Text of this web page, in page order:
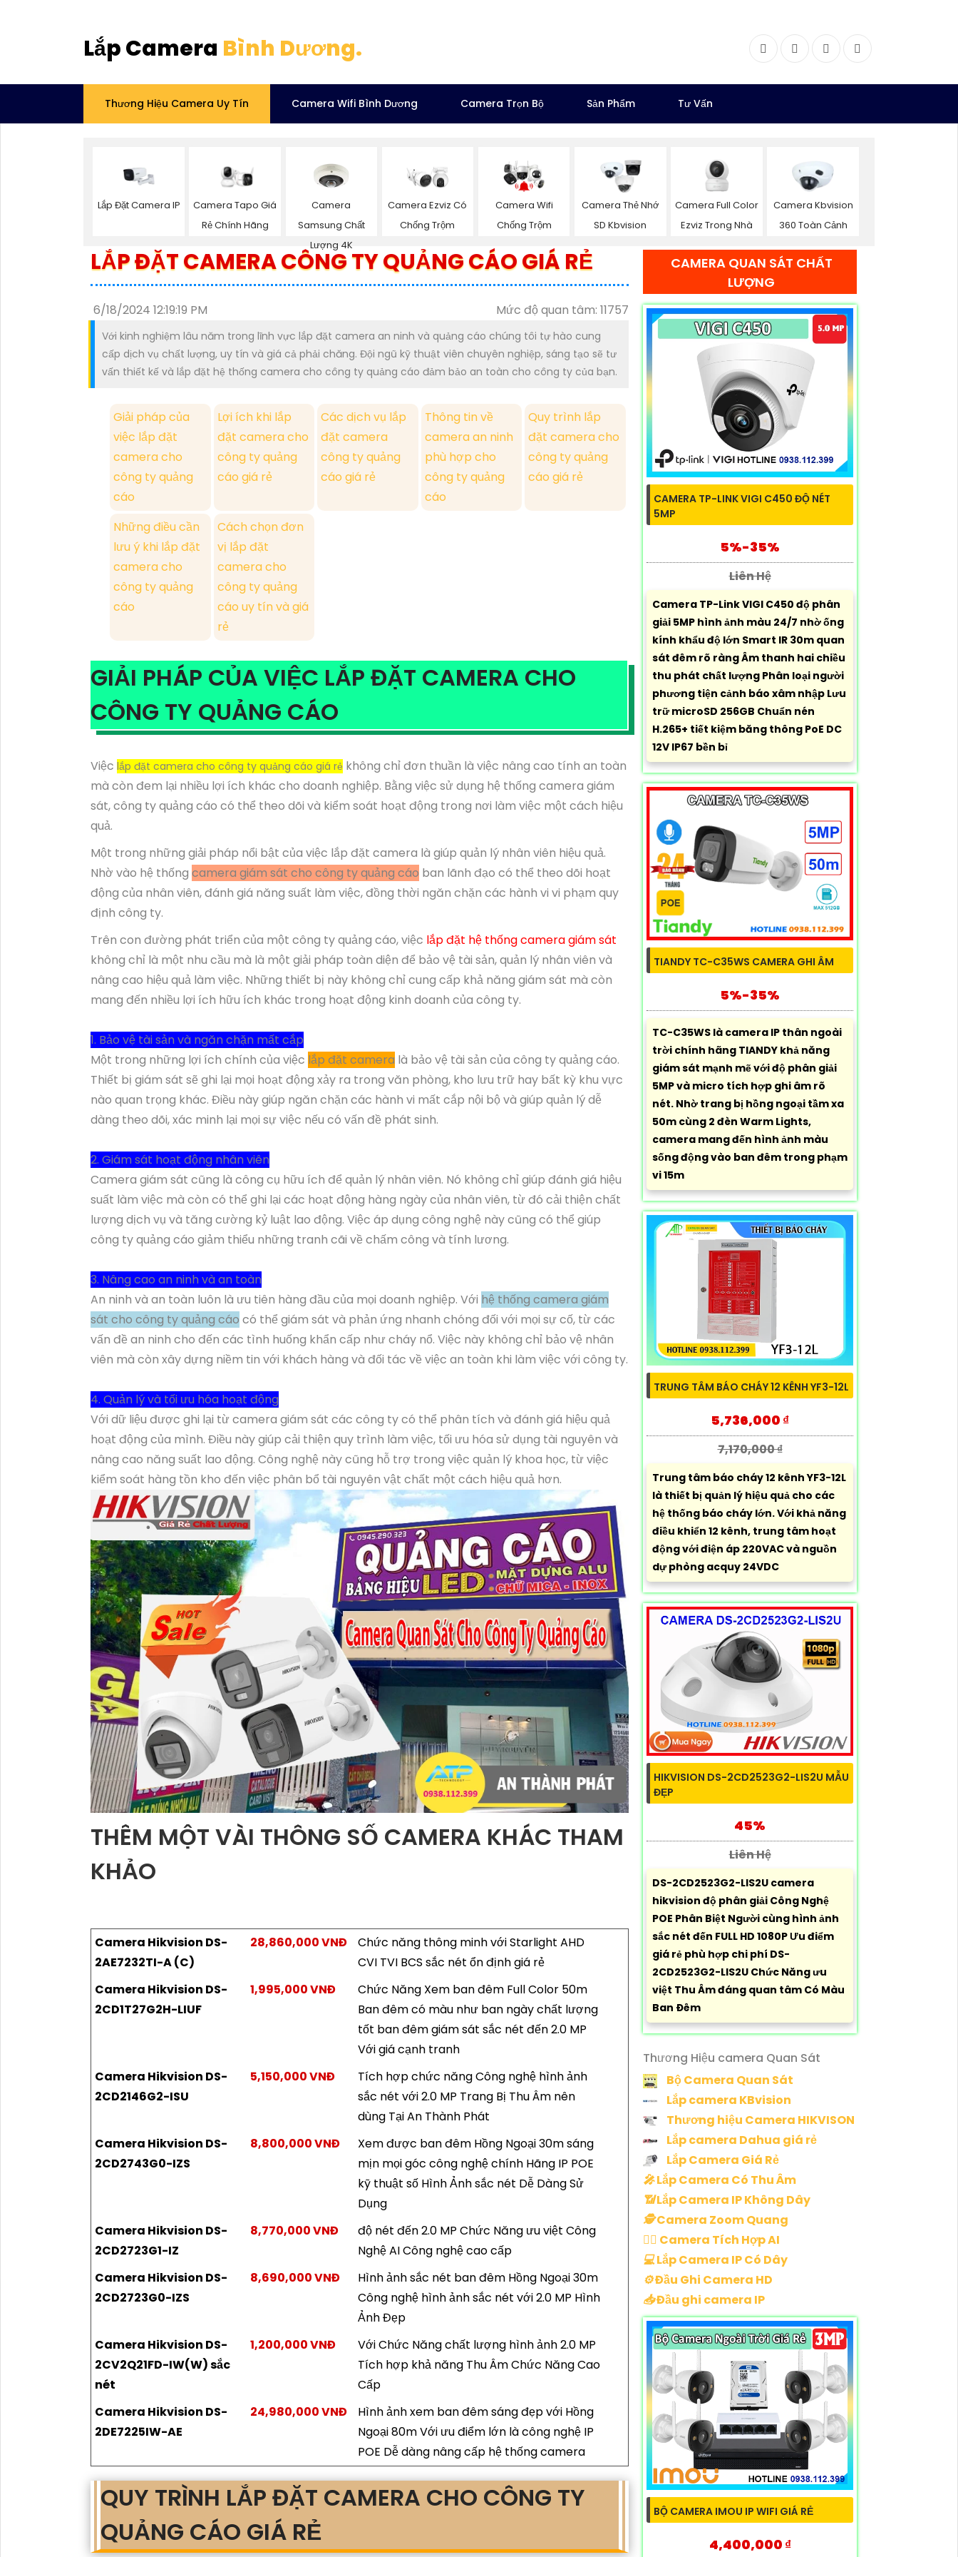
Lắp Camera Bình Dương. FacebookTwitter InstagramDribbble
Thương Hiệu Camera Uy Tín Camera Wifi Bình Dương Camera Trọn Bộ Sản Phẩm Tư Vấn
Lắp Đặt Camera IP
Camera Tapo Giá
Rẻ Chính Hãng
Camera
Samsung Chất
Lượng 4K
Camera Ezviz Có
Chống Trộm
Camera Wifi
Chống Trộm
Camera Thẻ Nhớ
SD Kbvision
Camera Full Color
Ezviz Trong Nhà
Camera Kbvision
360 Toàn Cảnh
LẮP ĐẶT CAMERA CÔNG TY QUẢNG CÁO GIÁ RẺ
6/18/2024 12:19:19 PM Mức độ quan tâm: 11757
Với kinh nghiệm lâu năm trong lĩnh vực lắp đặt camera an ninh và quảng cáo chúng tôi tự hào cung
cấp dịch vụ chất lượng, uy tín và giá cả phải chăng. Đội ngũ kỹ thuật viên chuyên nghiệp, sáng tạo sẽ tư
vấn thiết kế và lắp đặt hệ thống camera cho công ty quảng cáo đảm bảo an toàn cho công ty của bạn.
Giải pháp của
việc lắp đặt
camera cho
công ty quảng
cáo
Lợi ích khi lắp
đặt camera cho
công ty quảng
cáo giá rẻ
Các dịch vụ lắp
đặt camera
công ty quảng
cáo giá rẻ
Thông tin về
camera an ninh
phù hợp cho
công ty quảng
cáo
Quy trình lắp
đặt camera cho
công ty quảng
cáo giá rẻ
Những điều cần
lưu ý khi lắp đặt
camera cho
công ty quảng
cáo
Cách chọn đơn
vị lắp đặt
camera cho
công ty quảng
cáo uy tín và giá
rẻ
GIẢI PHÁP CỦA VIỆC LẮP ĐẶT CAMERA CHO
CÔNG TY QUẢNG CÁO
Việc lắp đặt camera cho công ty quảng cáo giá rẻ không chỉ đơn thuần là việc nâng cao tính an toàn
mà còn đem lại nhiều lợi ích khác cho doanh nghiệp. Bằng việc sử dụng hệ thống camera giám
sát, công ty quảng cáo có thể theo dõi và kiểm soát hoạt động trong nơi làm việc một cách hiệu
quả.
Một trong những giải pháp nổi bật của việc lắp đặt camera là giúp quản lý nhân viên hiệu quả.
Nhờ vào hệ thống camera giám sát cho công ty quảng cáo ban lãnh đạo có thể theo dõi hoạt
động của nhân viên, đánh giá năng suất làm việc, đồng thời ngăn chặn các hành vi vi phạm quy
định công ty.
Trên con đường phát triển của một công ty quảng cáo, việc lắp đặt hệ thống camera giám sát
không chỉ là một nhu cầu mà là một giải pháp toàn diện để bảo vệ tài sản, quản lý nhân viên và
nâng cao hiệu quả làm việc. Những thiết bị này không chỉ cung cấp khả năng giám sát mà còn
mang đến nhiều lợi ích hữu ích khác trong hoạt động kinh doanh của công ty.
1. Bảo vệ tài sản và ngăn chặn mất cắp
Một trong những lợi ích chính của việc lắp đặt camera là bảo vệ tài sản của công ty quảng cáo.
Thiết bị giám sát sẽ ghi lại mọi hoạt động xảy ra trong văn phòng, kho lưu trữ hay bất kỳ khu vực
nào quan trọng khác. Điều này giúp ngăn chặn các hành vi mất cắp nội bộ và giúp quản lý dễ
dàng theo dõi, xác minh lại mọi sự việc nếu có vấn đề phát sinh.
2. Giám sát hoạt động nhân viên
Camera giám sát cũng là công cụ hữu ích để quản lý nhân viên. Nó không chỉ giúp đánh giá hiệu
suất làm việc mà còn có thể ghi lại các hoạt động hàng ngày của nhân viên, từ đó cải thiện chất
lượng dịch vụ và tăng cường kỷ luật lao động. Việc áp dụng công nghệ này cũng có thể giúp
công ty quảng cáo giảm thiểu những tranh cãi về chấm công và tính lương.
3. Nâng cao an ninh và an toàn
An ninh và an toàn luôn là ưu tiên hàng đầu của mọi doanh nghiệp. Với hệ thống camera giám
sát cho công ty quảng cáo có thể giám sát và phản ứng nhanh chóng đối với mọi sự cố, từ các
vấn đề an ninh cho đến các tình huống khẩn cấp như cháy nổ. Việc này không chỉ bảo vệ nhân
viên mà còn xây dựng niềm tin với khách hàng và đối tác về việc an toàn khi làm việc với công ty.
4. Quản lý và tối ưu hóa hoạt động
Với dữ liệu được ghi lại từ camera giám sát các công ty có thể phân tích và đánh giá hiệu quả
hoạt động của mình. Điều này giúp cải thiện quy trình làm việc, tối ưu hóa sử dụng tài nguyên và
nâng cao năng suất lao động. Công nghệ này cũng hỗ trợ trong việc quản lý khoa học, từ việc
kiểm soát hàng tồn kho đến việc phân bổ tài nguyên vật chất một cách hiệu quả hơn.
THÊM MỘT VÀI THÔNG SỐ CAMERA KHÁC THAM
KHẢO
Camera Hikvision DS-
2AE7232TI-A (C)
28,860,000 VNĐ
Chức năng thông minh với Starlight AHD
CVI TVI BCS sắc nét ổn định giá rẻ
Camera Hikvision DS-
2CD1T27G2H-LIUF
1,995,000 VNĐ
Chức Năng Xem ban đêm Full Color 50m
Ban đêm có màu như ban ngày chất lượng
tốt ban đêm giám sát sắc nét đến 2.0 MP
Với giá cạnh tranh
Camera Hikvision DS-
2CD2146G2-ISU
5,150,000 VNĐ
Tích hợp chức năng Công nghệ hình ảnh
sắc nét với 2.0 MP Trang Bị Thu Âm nên
dùng Tại An Thành Phát
Camera Hikvision DS-
2CD2743G0-IZS
8,800,000 VNĐ
Xem được ban đêm Hồng Ngoại 30m sáng
mịn mọi góc công nghệ chính Hãng IP POE
kỹ thuật số Hình Ảnh sắc nét Dễ Dàng Sử
Dụng
Camera Hikvision DS-
2CD2723G1-IZ
8,770,000 VNĐ
độ nét đến 2.0 MP Chức Năng ưu việt Công
Nghệ AI Công nghệ cao cấp
Camera Hikvision DS-
2CD2723G0-IZS
8,690,000 VNĐ
Hình ảnh sắc nét ban đêm Hồng Ngoại 30m
Công nghệ hình ảnh sắc nét với 2.0 MP Hình
Ảnh Đẹp
Camera Hikvision DS-
2CV2Q21FD-IW(W) sắc
nét
1,200,000 VNĐ
Với Chức Năng chất lượng hình ảnh 2.0 MP
Tích hợp khả năng Thu Âm Chức Năng Cao
Cấp
Camera Hikvision DS-
2DE7225IW-AE
24,980,000 VNĐ
Hình ảnh xem ban đêm sáng đẹp với Hồng
Ngoại 80m Với ưu điểm lớn là công nghệ IP
POE Dễ dàng nâng cấp hệ thống camera
QUY TRÌNH LẮP ĐẶT CAMERA CHO CÔNG TY
QUẢNG CÁO GIÁ RẺ
CAMERA QUAN SÁT CHẤT
LƯỢNG
CAMERA TP-LINK VIGI C450 ĐỘ NÉT
5MP
5%-35%
Liên Hệ
Camera TP-Link VIGI C450 độ phân
giải 5MP hình ảnh màu 24/7 nhờ ống
kính khẩu độ lớn Smart IR 30m quan
sát đêm rõ ràng Âm thanh hai chiều
thu phát chất lượng Phân loại người
phương tiện cảnh báo xâm nhập Lưu
trữ microSD 256GB Chuẩn nén
H.265+ tiết kiệm băng thông PoE DC
12V IP67 bền bỉ
TIANDY TC-C35WS CAMERA GHI ÂM
5%-35%
TC-C35WS là camera IP thân ngoài
trời chính hãng TIANDY khả năng
giám sát mạnh mẽ với độ phân giải
5MP và micro tích hợp ghi âm rõ
nét. Nhờ trang bị hồng ngoại tầm xa
50m cùng 2 đèn Warm Lights,
camera mang đến hình ảnh màu
sống động vào ban đêm trong phạm
vi 15m
TRUNG TÂM BÁO CHÁY 12 KÊNH YF3-12L
5,736,000 ₫
7,170,000 ₫
Trung tâm báo cháy 12 kênh YF3-12L
là thiết bị quản lý hiệu quả cho các
hệ thống báo cháy lớn. Với khả năng
điều khiển 12 kênh, trung tâm hoạt
động với điện áp 220VAC và nguồn
dự phòng acquy 24VDC
HIKVISION DS-2CD2523G2-LIS2U MẪU
ĐẸP
45%
Liên Hệ
DS-2CD2523G2-LIS2U camera
hikvision độ phân giải Công Nghệ
POE Phân Biệt Người cùng hình ảnh
sắc nét đến FULL HD 1080P Ưu điểm
giá rẻ phù hợp chi phí DS-
2CD2523G2-LIS2U Chức Năng ưu
việt Thu Âm đáng quan tâm Có Màu
Ban Ðêm
Thương Hiệu camera Quan Sát
Bộ Camera Quan Sát
Lắp camera KBvision
Thương hiệu Camera HIKVISON
Lắp camera Dahua giá rẻ
Lắp Camera Giá Rẻ
️🎤️Lắp Camera Có Thu Âm
📶Lắp Camera IP Không Dây
🕵️Camera Zoom Quang
🧛‍♀️ Camera Tích Hợp AI
💻Lắp Camera IP Có Dây
⚙️Đầu Ghi Camera HD
📥Đầu ghi camera IP
BỘ CAMERA IMOU IP WIFI GIÁ RẺ
4,400,000 ₫